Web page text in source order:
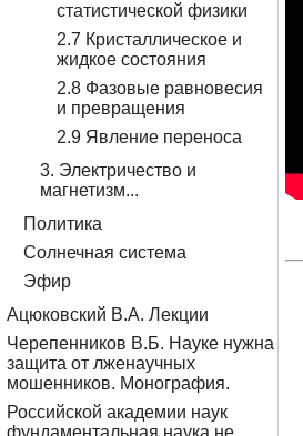
статистической физики
2.7 Кристаллическое и
жидкое состояния
2.8 Фазовые равновесия
и превращения
2.9 Явление переноса
3. Электричество и
магнетизм...
Политика
Солнечная система
Эфир
Ацюковский В.А. Лекции
Черепенников В.Б. Науке нужна
защита от лженаучных
мошенников. Монография.
Российской академии наук
фундаментальная наука не